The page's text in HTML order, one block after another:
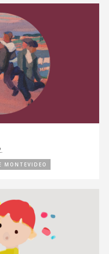
MONTEVIDEO